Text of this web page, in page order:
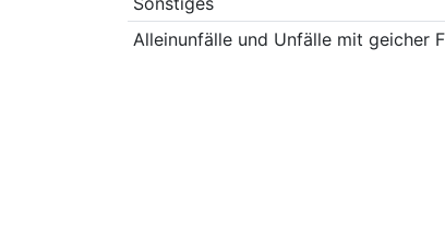
Alleinunfälle und Unfälle mit geicher